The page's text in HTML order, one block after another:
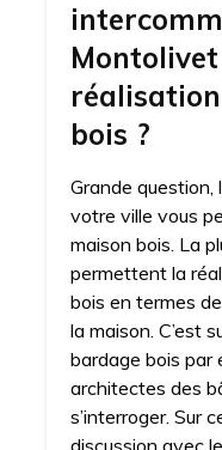
bois ?
Grande question,
votre ville vous
maison bois. La
permettent la
bois en termes
la maison. C’est
bardage bois par
architectes des
s’interroger. Sur
discussion avec